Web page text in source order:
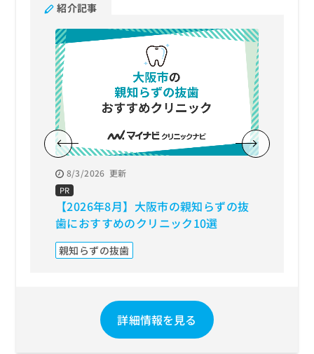
紹介記事
8/3/2026 更新
PR
【2026年8月】大阪市の親知らずの抜
歯におすすめのクリニック10選
親知らずの抜歯
詳細情報を見る